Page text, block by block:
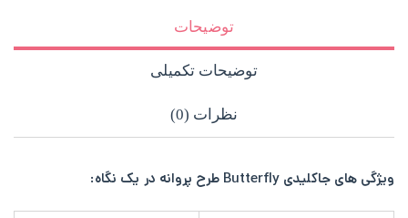
توضیحات
توضیحات تکمیلی
نظرات (0)
ویژگی های جاکلیدی Butterfly طرح پروانه در یک نگاه: